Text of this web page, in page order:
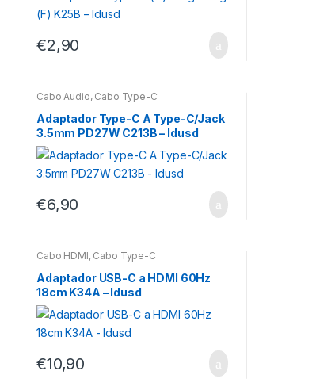
€2,90
Cabo Áudio, Cabo Type-C
Adaptador Type-C A Type-C/Jack
3.5mm PD27W C213B – Idusd
€6,90
Cabo HDMI, Cabo Type-C
Adaptador USB-C a HDMI 60Hz
18cm K34A – Idusd
€10,90